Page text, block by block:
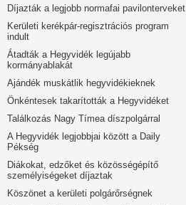
Díjazták a legjobb normafai pavilonterveket
Kerületi kerékpár-regisztrációs program
indult
Átadták a Hegyvidék legújabb
kormányablakát
Ajándék muskátlik hegyvidékieknek
Önkéntesek takarították a Hegyvidéket
Találkozás Nagy Tímea díszpolgárral
A Hegyvidék legjobbjai között a Daily
Pékség
Diákokat, edzőket és közösségépítő
személyiségeket díjaztak
Köszönet a kerületi polgárőrségnek